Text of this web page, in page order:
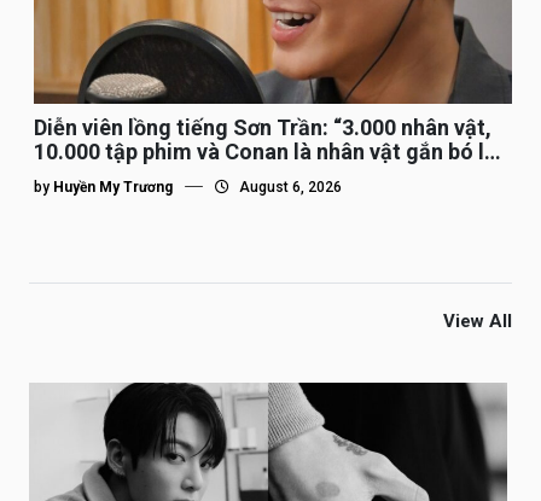
Diễn viên lồng tiếng Sơn Trần: “3.000 nhân vật,
10.000 tập phim và Conan là nhân vật gắn bó lâu
nhất”
by Huyền My Trương August 6, 2026
View All